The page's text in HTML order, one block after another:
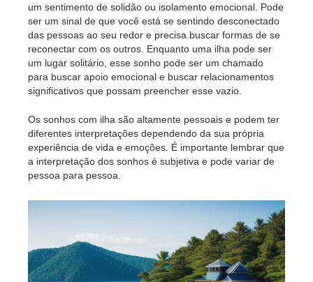
um sentimento de solidão ou isolamento emocional. Pode
ser um sinal de que você está se sentindo desconectado
das pessoas ao seu redor e precisa buscar formas de se
reconectar com os outros. Enquanto uma ilha pode ser
um lugar solitário, esse sonho pode ser um chamado
para buscar apoio emocional e buscar relacionamentos
significativos que possam preencher esse vazio.
Os sonhos com ilha são altamente pessoais e podem ter
diferentes interpretações dependendo da sua própria
experiência de vida e emoções. É importante lembrar que
a interpretação dos sonhos é subjetiva e pode variar de
pessoa para pessoa.